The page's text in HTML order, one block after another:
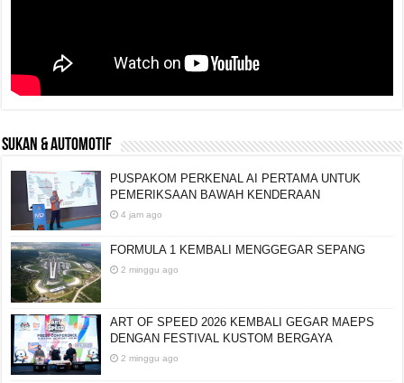
SUKAN & AUTOMOTIF
PUSPAKOM PERKENAL AI PERTAMA UNTUK
PEMERIKSAAN BAWAH KENDERAAN
4 jam ago
FORMULA 1 KEMBALI MENGGEGAR SEPANG
2 minggu ago
ART OF SPEED 2026 KEMBALI GEGAR MAEPS
DENGAN FESTIVAL KUSTOM BERGAYA
2 minggu ago